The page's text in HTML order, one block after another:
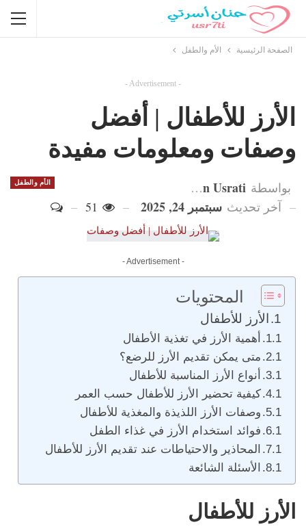
الصفحة الرئيسية الأم والطفل
- Advertisement -
الأرز للأطفال | أفضل
وصفات ومعلومات مفيدة
الأم والطفل بواسطة Hanan Usrati
آخر تحديث سبتمبر 24, 2025
- Advertisement -
المحتويات
الأرز للأطفال
أهمية الأرز في تغذية الأطفال
متى يمكن تقديم الأرز للرضع؟
أنواع الأرز المناسبة للأطفال
كيفية تحضير الأرز للأطفال حسب العمر
وصفات الأرز اللذيذة والمغذية للأطفال
فوائد استخدام الأرز في غذاء الطفل
المحاذير والاحتياطات عند تقديم الأرز للأطفال
الأسئلة الشائعة
الأرز للأطفال